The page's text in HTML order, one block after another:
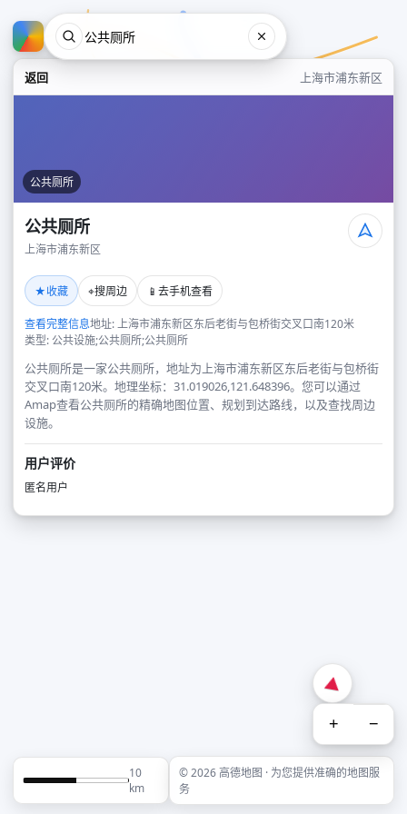
返回 上海市浦东新区
公共厕所
公共厕所
上海市浦东新区
★收藏 ⌖搜周边 📱 去手机查看
查看完整信息地址: 上海市浦东新区东后老街与包桥街交叉口南120米
类型: 公共设施;公共厕所;公共厕所
公共厕所是一家公共厕所，地址为上海市浦东新区东后老街与包桥街
交叉口南120米。地理坐标：31.019026,121.648396。您可以通过
Amap查看公共厕所的精确地图位置、规划到达路线，以及查找周边
设施。
用户评价
匿名用户
+ −
10
km
© 2026 高德地图 · 为您提供准确的地图服
务